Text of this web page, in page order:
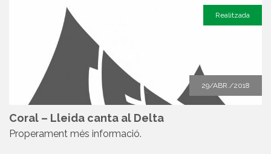
29/ABR./2018
Realitzada
Coral – Lleida canta al Delta
Properament més informació.